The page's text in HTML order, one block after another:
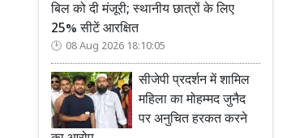
बिल को दी मंजूरी; स्थानीय छात्रों के लिए
25% सीटें आरक्षित
08 Aug 2026 18:10:05
सीजेपी प्रदर्शन में शामिल
महिला का मोहम्मद जुनैद
पर अनुचित हरकत करने